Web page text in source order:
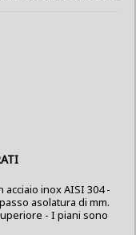
inox AISI 304 -
asolatura di mm.
- I piani sono